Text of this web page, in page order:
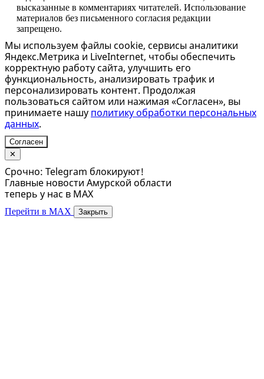
высказанные в комментариях читателей. Использование
материалов без письменного согласия редакции
запрещено.
Мы используем файлы cookie, сервисы аналитики
Яндекс.Метрика и LiveInternet, чтобы обеспечить
корректную работу сайта, улучшить его
функциональность, анализировать трафик и
персонализировать контент. Продолжая
пользоваться сайтом или нажимая «Согласен», вы
принимаете нашу политику обработки персональных
данных.
Согласен
✕
Срочно: Telegram блокируют!
Главные новости Амурской области
теперь у нас в MAX
Перейти в MAX Закрыть